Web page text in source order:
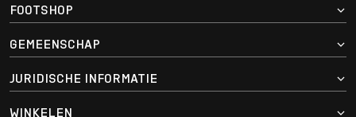
FOOTSHOP
GEMEENSCHAP
JURIDISCHE INFORMATIE
WINKELEN